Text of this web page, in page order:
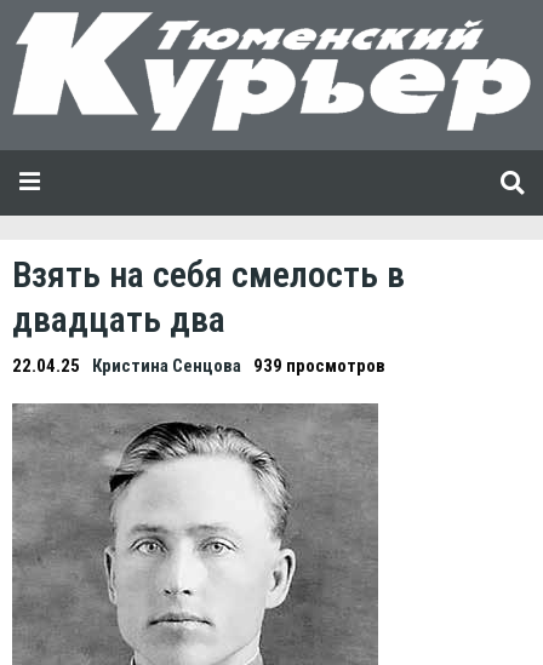
Взять на себя смелость в
двадцать два
22.04.25 Кристина Сенцова 939 просмотров